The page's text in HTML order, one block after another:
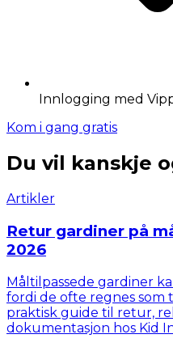
Innlogging med
Kom i gang gratis
Du vil kanskje
Artikler
Retur gardiner på
2026
Måltilpassede gardiner
fordi de ofte regnes som
praktisk guide til retur,
dokumentasjon hos Kid